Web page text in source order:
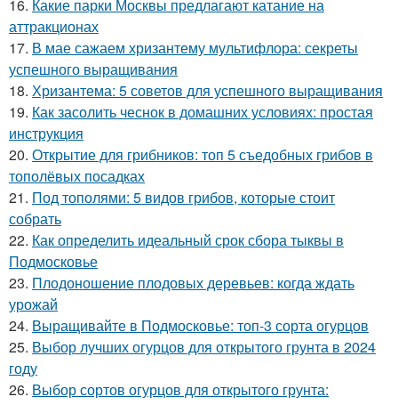
16. Какие парки Москвы предлагают катание на
аттракционах
17. В мае сажаем хризантему мультифлора: секреты
успешного выращивания
18. Хризантема: 5 советов для успешного выращивания
19. Как засолить чеснок в домашних условиях: простая
инструкция
20. Открытие для грибников: топ 5 съедобных грибов в
тополёвых посадках
21. Под тополями: 5 видов грибов, которые стоит
собрать
22. Как определить идеальный срок сбора тыквы в
Подмосковье
23. Плодоношение плодовых деревьев: когда ждать
урожай
24. Выращивайте в Подмосковье: топ-3 сорта огурцов
25. Выбор лучших огурцов для открытого грунта в 2024
году
26. Выбор сортов огурцов для открытого грунта: